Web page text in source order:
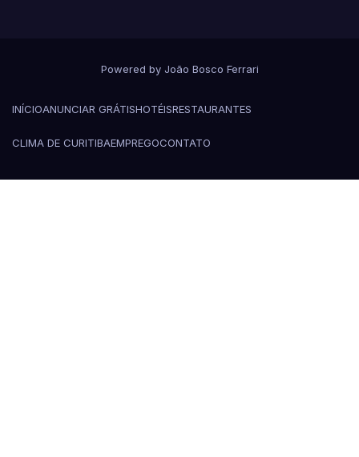
Powered by João Bosco Ferrari
INÍCIOANUNCIAR GRÁTISHOTÉISRESTAURANTES
CLIMA DE CURITIBAEMPREGOCONTATO